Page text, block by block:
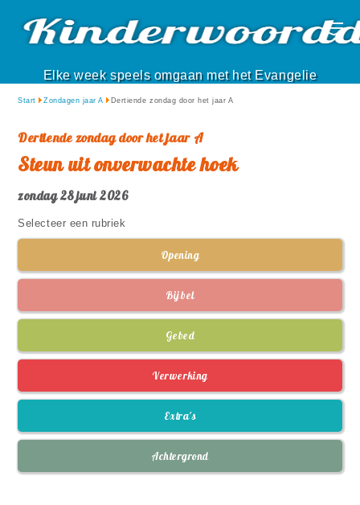
Elke week speels omgaan met het Evangelie
Start Zondagen jaar A Dertiende zondag door het jaar A
Dertiende zondag door het jaar A
Steun uit onverwachte hoek
zondag 28 juni 2026
Selecteer een rubriek
Opening
Bijbel
Gebed
Verwerking
Extra's
Achtergrond